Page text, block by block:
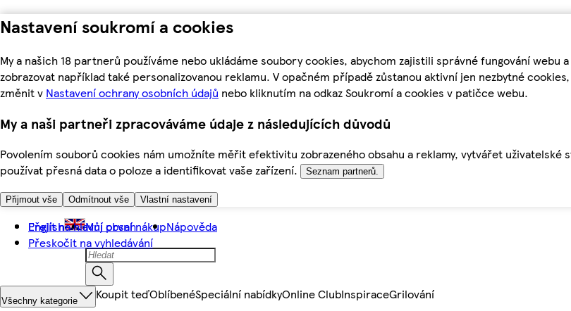
Nastavení soukromí a cookies
My a našich 18 partnerů používáme nebo ukládáme soubory cookies, abychom zajistili správné fungování
zobrazovat například také personalizovanou reklamu. V opačném případě zůstanou aktivní jen nezbytné
změnit v Nastavení ochrany osobních údajů nebo kliknutím na odkaz Soukromí a cookies v patičce webu.
My a naši partneři zpracováváme údaje z následujících důvodů
Povolením souborů cookies nám umožníte měřit efektivitu zobrazeného obsahu a reklamy, vytvářet
používat přesná data o poloze a identifikovat vaše zařízení.
Seznam partnerů.
Přijmout vše Odmítnout vše Vlastní nastavení
Přejít na hlavní obsah
Přeskočit na vyhledávání
English Můj první nákupNápověda
Všechny kategorie Koupit teďOblíbenéSpeciální nabídkyOnline ClubInspiraceGrilování